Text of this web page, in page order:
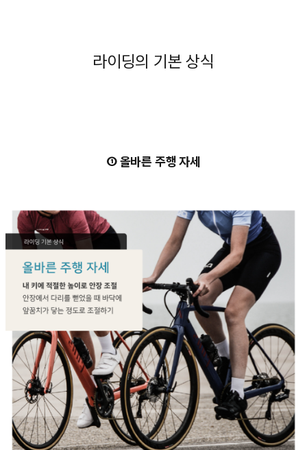
라이딩의 기본 상식
① 올바른 주행 자세